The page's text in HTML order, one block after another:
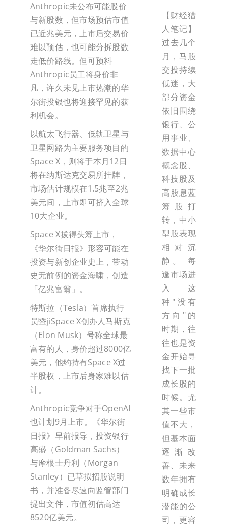
Anthropic未公布可能股价
与新股数，但市场预估市值
已近兆美元，上市后交易价
难以预估，也可能分拆股数
走低价路线。但可预料
Anthropic员工将身价非
凡，许久未见上市热潮的华
尔街投银也将迎接罕见的获
利机会。
以航太飞行器、低轨卫星与
卫星网路为主要服务项目的
Space X，则将于本月12日
将在纳斯达克交易所挂牌，
市场估计规模在1.5兆至2兆
美元间，上市即可挤入全球
10大企业。
Space X拔得头筹上市，
《华尔街日报》形容可能在
投资与新创企业史上，带动
史无前例的资金海啸，创造
「亿兆富翁」。
特斯拉（Tesla）首席执行
员暨jiSpace X创办人马斯克
（Elon Musk）号称全球最
富有的人，身价超过8000亿
美元，他约持有Space X过
半股权，上市后身家难以估
计。
Anthropic竞争对手OpenAI
也计划9月上市。《华尔街
日报》早前报导，投资银行
高盛（Goldman Sachs）
与摩根士丹利（Morgan
Stanley）已草拟招股说明
书，并准备尽速向监管部门
提出文件，市值初估高达
8520亿美元。
【财经猎
人笔记】
过去几个
月，马股
交投持续
低迷，大
部分资金
依旧围绕
银行、公
用事业、
数据中心
概念股、
科技股及
高股息蓝
筹股打
转，中小
型股表现
相对沉
静。 每
逢市场进
入这
种"没有
方向"的
时期，往
往也是资
金开始寻
找下一批
成长股的
时候。尤
其一些市
值不大，
但基本面
逐渐改
善、未来
数年拥有
明确成长
潜能的公
司，更容